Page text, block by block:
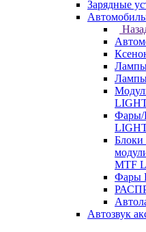
Зарядные
Фары/
Блоки
MTF
Фары
Автозвук